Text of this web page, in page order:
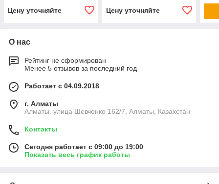
Цену уточняйте Цену уточняйте
О нас
Рейтинг не сформирован
Менее 5 отзывов за последний год
Работает с 04.09.2018
г. Алматы
Алматы. улица Шевченко 162/7, Алматы, Казахстан
Контакты
Сегодня работает с 09:00 до 19:00
Показать весь график работы